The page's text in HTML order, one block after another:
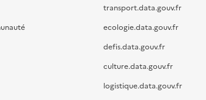
transport.data.gouv.fr
ecologie.data.gouv.fr
defis.data.gouv.fr
culture.data.gouv.fr
logistique.data.gouv.fr